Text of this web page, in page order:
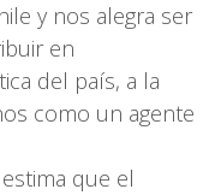
y nos alegra ser
en
del país, a la
como un agente
que el